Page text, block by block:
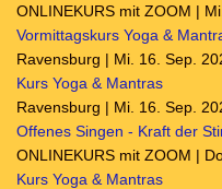
ONLINEKURS mit ZOOM |
Vormittagskurs Yoga &
Ravensburg | Mi. 16. Sep.
Kurs Yoga & Mantras
Ravensburg | Mi. 16. Sep.
Offenes Singen - Kraft der
ONLINEKURS mit ZOOM |
Kurs Yoga & Mantras